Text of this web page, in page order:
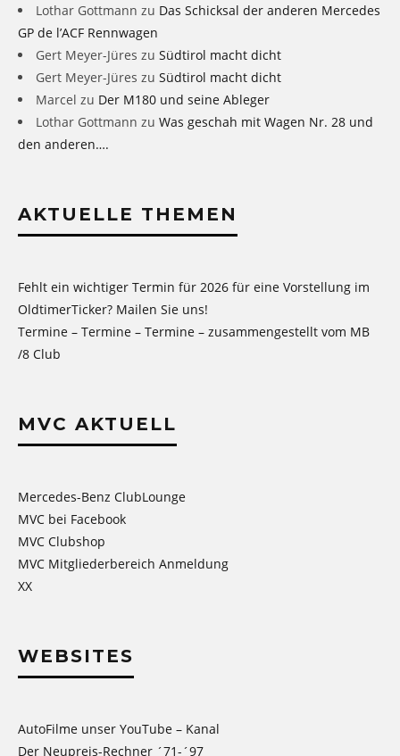
Lothar Gottmann zu Das Schicksal der anderen Mercedes
GP de l’ACF Rennwagen
Gert Meyer-Jüres zu Südtirol macht dicht
Gert Meyer-Jüres zu Südtirol macht dicht
Marcel zu Der M180 und seine Ableger
Lothar Gottmann zu Was geschah mit Wagen Nr. 28 und
den anderen….
AKTUELLE THEMEN
Fehlt ein wichtiger Termin für 2026 für eine Vorstellung im
OldtimerTicker? Mailen Sie uns!
Termine – Termine – Termine – zusammengestellt vom MB
/8 Club
MVC AKTUELL
Mercedes-Benz ClubLounge
MVC bei Facebook
MVC Clubshop
MVC Mitgliederbereich Anmeldung
XX
WEBSITES
AutoFilme unser YouTube – Kanal
Der Neupreis-Rechner ´71-´97